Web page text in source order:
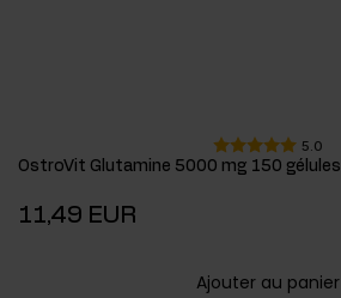
5.0
OstroVit Glutamine 5000 mg 150 gélules
11,49 EUR
Ajouter au panier